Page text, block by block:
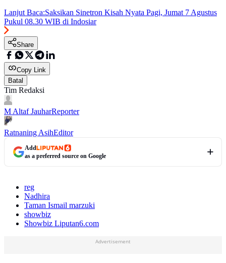
Lanjut Baca:Saksikan Sinetron Kisah Nyata Pagi, Jumat 7 Agustus
Pukul 08.30 WIB di Indosiar
Share
Copy Link
Batal
Tim Redaksi
M Altaf JauharReporter
Ratnaning AsihEditor
Add
as a preferred source on Google
reg
Nadhira
Taman Ismail marzuki
showbiz
Showbiz Liputan6.com
Advertisement